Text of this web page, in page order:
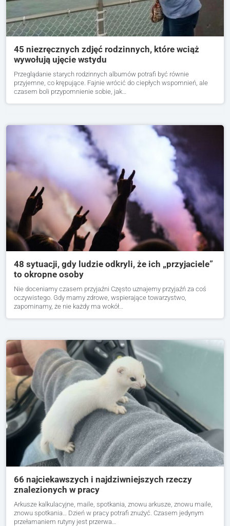
45 niezręcznych zdjęć rodzinnych, które wciąż
wywołują ujęcie wstydu
Przeglądanie starych rodzinnych albumów potrafi być równie
przyjemne, co krępujące. Fajnie wrócić do ciepłych wspomnień, ale
czasem boli przypomnienie sobie, jak…
48 sytuacji, gdy ludzie odkryli, że ich „przyjaciele”
to okropne osoby
Nie doceniamy czasem przyjaźni Często uznajemy przyjaźń za coś
oczywistego. Gdy mamy zdrowe, wspierające towarzystwo,
zapominamy, że nie każdy ma wokół…
66 najciekawszych i najdziwniejszych rzeczy
znalezionych w pracy
Arkusze kalkulacyjne, maile, spotkania, znowu arkusze, znowu maile,
znowu spotkania… Dzień w pracy potrafi znużyć. Czasem jedynym
przełamaniem rutyny jest przerwa…